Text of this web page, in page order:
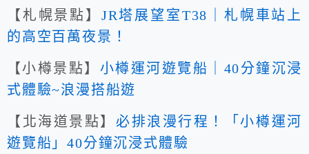
【札幌景點】 JR塔展望室T38｜札幌車站上
的高空百萬夜景！
【小樽景點】 小樽運河遊覽船｜40分鐘沉浸
式體驗~浪漫搭船遊
【北海道景點】 必排浪漫行程！「小樽運河
遊覽船」40分鐘沉浸式體驗